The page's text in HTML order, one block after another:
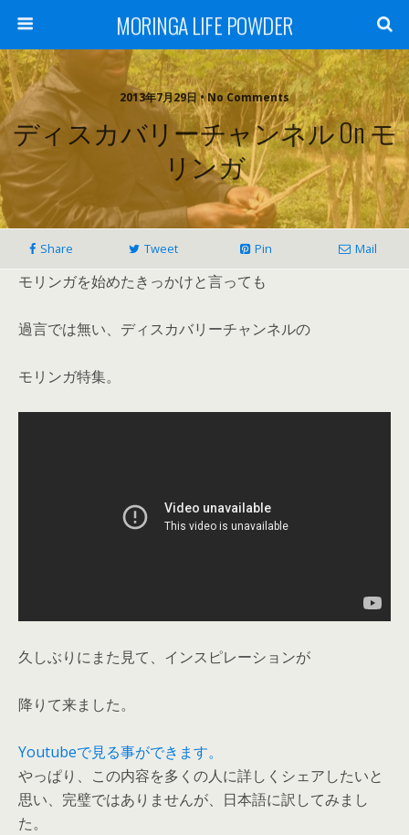
MORINGA LIFE POWDER
2013年7月29日 • No Comments
ディスカバリーチャンネル On モ
リンガ
Share Tweet Pin Mail
モリンガを始めたきっかけと言っても
過言では無い、ディスカバリーチャンネルの
モリンガ特集。
久しぶりにまた見て、インスピレーションが
降りて来ました。
Youtubeで見る事ができます。
やっぱり、この内容を多くの人に詳しくシェアしたいと
思い、完璧ではありませんが、日本語に訳してみまし
た。